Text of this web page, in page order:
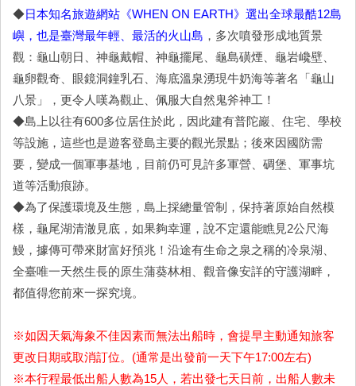
◆日本知名旅遊網站《WHEN ON EARTH》選出全球最酷12島
嶼，也是臺灣最年輕、最活的火山島 ，多次噴發形成地質景
觀：龜山朝日、神龜戴帽、神龜擺尾、龜島磺煙、龜岩巉壁、
龜卵觀奇、眼鏡洞鐘乳石、海底溫泉湧現牛奶海等著名「龜山
八景」，更令人嘆為觀止、佩服大自然鬼斧神工！
◆島上以往有600多位居住於此，因此建有普陀巖、住宅、學校
等設施，這些也是遊客登島主要的觀光景點；後來因國防需
要，變成一個軍事基地，目前仍可見許多軍營、碉堡、軍事坑
道等活動痕跡。
◆為了保護環境及生態，島上採總量管制，保持著原始自然模
樣，龜尾湖清澈見底，如果夠幸運，說不定還能瞧見2公尺海
鰻，據傳可帶來財富好預兆！沿途有生命之泉之稱的冷泉湖、
全臺唯一天然生長的原生蒲葵林相、觀音像安詳的守護湖畔，
都值得您前來一探究境。
※如因天氣海象不佳因素而無法出船時，會提早主動通知旅客
更改日期或取消訂位。(通常是出發前一天下午17:00左右)
※本行程最低出船人數為15人，若出發七天日前，出船人數未